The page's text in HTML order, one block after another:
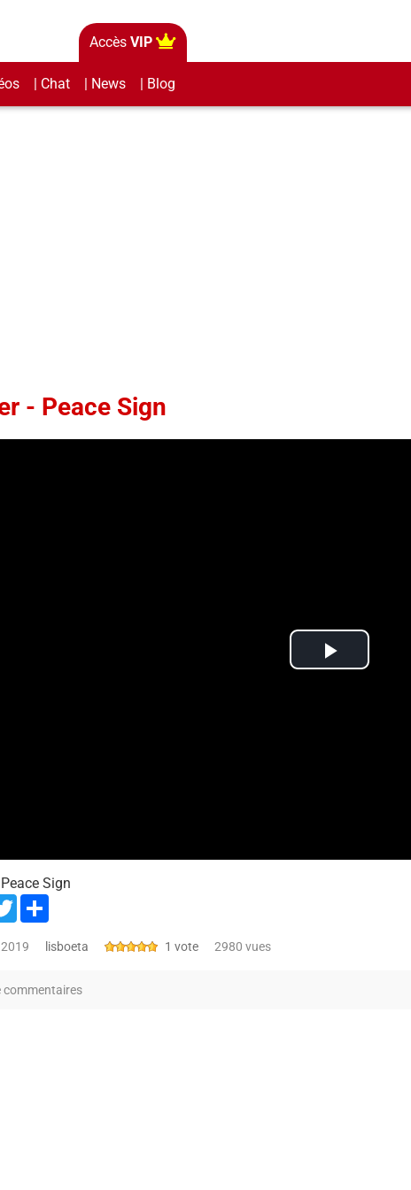
Accès VIP
| Chat | News | Blog
- Peace Sign
Play
Sign
Twitter
lisboeta 1 vote 2980 vues
commentaires